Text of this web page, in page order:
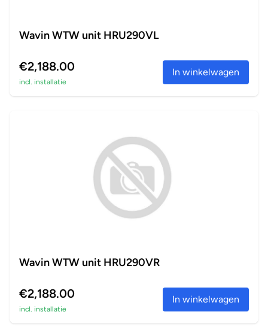
Wavin WTW unit HRU290VL
€2,188.00
incl. installatie
In winkelwagen
Wavin WTW unit HRU290VR
€2,188.00
incl. installatie
In winkelwagen